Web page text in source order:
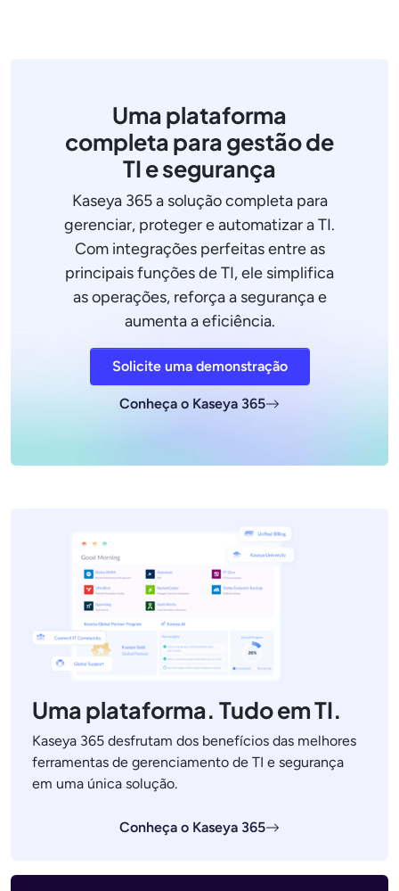
Uma plataforma
completa para gestão de
TI e segurança
Kaseya 365 a solução completa para
gerenciar, proteger e automatizar a TI.
Com integrações perfeitas entre as
principais funções de TI, ele simplifica
as operações, reforça a segurança e
aumenta a eficiência.
Solicite uma demonstração
Conheça o Kaseya 365
Uma plataforma. Tudo em TI.
Kaseya 365 desfrutam dos benefícios das melhores
ferramentas de gerenciamento de TI e segurança
em uma única solução.
Conheça o Kaseya 365